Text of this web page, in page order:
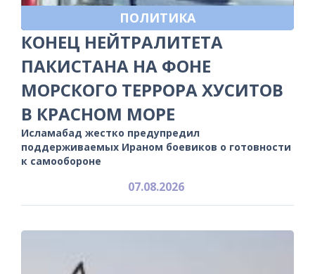
ПОЛИТИКА
КОНЕЦ НЕЙТРАЛИТЕТА
ПАКИСТАНА НА ФОНЕ
МОРСКОГО ТЕРРОРА ХУСИТОВ
В КРАСНОМ МОРЕ
Исламабад жестко предупредил
поддерживаемых Ираном боевиков о готовности
к самообороне
07.08.2026